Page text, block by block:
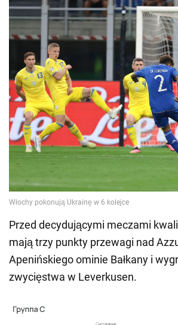
Przed decydującymi meczami
mają trzy punkty przewagi nad
Apenińskiego ominie Bałkany i
zwycięstwa w Leverkusen.